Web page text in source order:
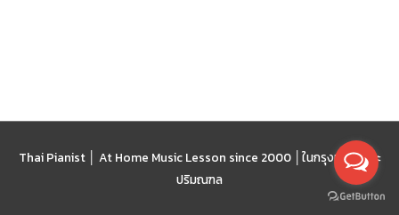
Thai Pianist │ At Home Music Lesson since 2000 │ ในกรุงเทพฯ และ
ปริมณฑล